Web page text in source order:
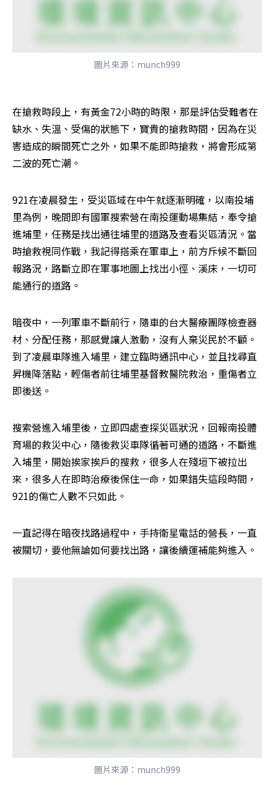
圖片來源：munch999
在搶救時段上，有黃金72小時的時限，那是評估受難者在
缺水、失溫、受傷的狀態下，寶貴的搶救時間，因為在災
害造成的瞬間死亡之外，如果不能即時搶救，將會形成第
二波的死亡潮。
921在凌晨發生，受災區域在中午就逐漸明確，以南投埔
里為例，晚間即有國軍搜索營在南投運動場集結，奉令搶
進埔里，任務是找出通往埔里的道路及查看災區清況。當
時搶救視同作戰，我記得搭乘在軍車上，前方斥候不斷回
報路況，路斷立即在軍事地圖上找出小徑、溪床，一切可
能通行的道路。
暗夜中，一列軍車不斷前行，隨車的台大醫療團隊檢查器
材、分配任務，那感覺讓人激動，沒有人棄災民於不顧。
到了凌晨車隊進入埔里，建立臨時通訊中心，並且找尋直
昇機降落點，輕傷者前往埔里基督教醫院救治，重傷者立
即後送。
搜索營進入埔里後，立即四處查探災區狀況，回報南投體
育場的救災中心，隨後救災車隊循著可通的道路，不斷進
入埔里，開始挨家挨戶的搜救，很多人在殘垣下被拉出
來，很多人在即時治療後保住一命，如果錯失這段時間，
921的傷亡人數不只如此。
一直記得在暗夜找路過程中，手持衛星電話的營長，一直
被關切，要他無論如何要找出路，讓後續運補能夠進入。
圖片來源：munch999